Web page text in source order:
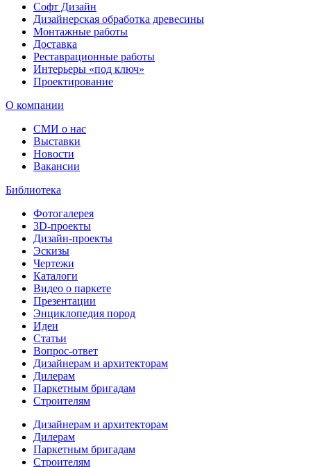
Софт Дизайн
Дизайнерская обработка древесины
Монтажные работы
Доставка
Реставрационные работы
Интерьеры «под ключ»
Проектирование
О компании
СМИ о нас
Выставки
Новости
Вакансии
Библиотека
Фотогалерея
3D-проекты
Дизайн-проекты
Эскизы
Чертежи
Каталоги
Видео о паркете
Презентации
Энциклопедия пород
Идеи
Статьи
Вопрос-ответ
Дизайнерам и архитекторам
Дилерам
Паркетным бригадам
Строителям
Дизайнерам и архитекторам
Дилерам
Паркетным бригадам
Строителям